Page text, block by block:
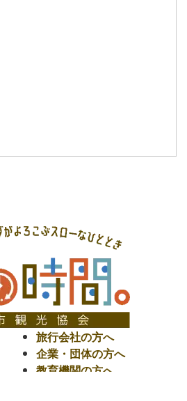
旅行会社の方へ
企業・団体の方へ
教育機関の方へ